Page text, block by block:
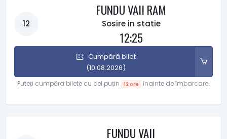
12
FUNDU VAII RAM
Sosire in statie
12:25
Cumpără bilet
(10.08.2026)
Puteți cumpăra bilete cu cel puțin 12 ore înainte de îmbarcare.
FUNDU VAII